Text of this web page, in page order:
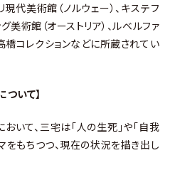
現代美術館（ノルウェー）、キステフ
美術館（オーストリア）、ルベルファ
高橋コレクションなどに所蔵されてい
ついて】
いて、三宅は「人の生死」や「自我
をもちつつ、現在の状況を描き出し